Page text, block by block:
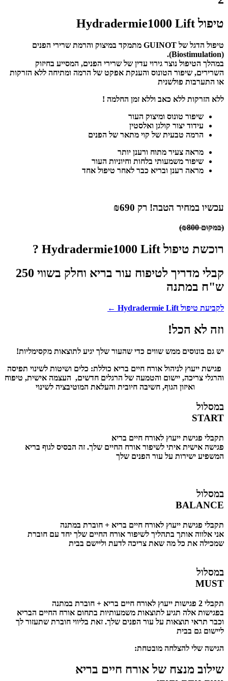
טיפול Hydradermie1000 Lift
טיפול הדגל של GUINOT מתמקד במיצוק והרמת שרירי הפנים
(Biostimulation).
במהלך הטיפול נוצר גירוי עדין של שרירי הפנים, המסייע בחיזוק
השרירים, שיפור הטונוס והענקת אפקט של הרמה ומתיחה ללא הזרקות
או התערבות פולשנית
ללא הזרקות ללא כאב וללא זמן החלמה !
שיפור טונוס ומיצוק העור
עידוד יצור קולגן ואלסטין
הרמה טבעית של קוי מתאר של הפנים
מראה צעיר מתוח ורענן יותר
שיפור משמעותי בלחות וחיוניות העור
מראה רענן ובריא כבר לאחר טיפול אחד
עכשיו במחיר הטבה! רק ₪690
(במקום ₪800)
רוכשת טיפול Hydradermie1000 Lift ?
קבלי מדריך לטיפוח עור בריא וחלק בשווי 250
ש"ח במתנה
לקביעת טיפול Hydradermie Lift ←
וזה לא הכל!
יש גם בונוסים ממש שווים כדי שהעור שלך יגיע לתוצאות מקסימליות!
פגישת ייעוץ לניהול אורח חיים בריא כוללת: כלים ושיטות לשינוי תפיסה
והרגלי צריכה, יישום והטמעה של הרגלים חדשים, העצמה אישית, טיפוח
ואיזון הגוף, חשיבה חיובית והעלאת המוטיבציה לשינוי
במסלול
START
תקבלי פגישת ייעוץ לאורח חיים בריא
פגישה אישית איתי לשיפור אורח החיים שלך. זה הבסיס לגוף בריא
המשפיע ישירות על עור הפנים שלך
במסלול
BALANCE
תקבלי פגישת ייעוץ לאורח חיים בריא + חוברת במתנה
אני אלווה אותך בתהליך לשיפור אורח החיים שלך יחד עם חוברת
שמכילה את כל מה שאת צריכה לדעת וליישם בבית
במסלול
MUST
תקבלי 2 פגישות ייעוץ לאורח חיים בריא + חוברת במתנה
בפגישות אלה תגיע לתוצאות משמעותיות בתחום אורח החיים הבריא
וכבר תראי תוצאות על עור הפנים שלך. זאת בליווי חוברת שתעזור לך
ליישום גם בבית
הגישה שלי להצלחה מובטחת:
שילוב מנצח של אורח חיים בריא